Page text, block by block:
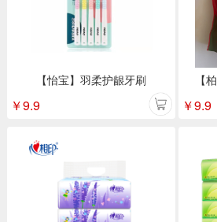
【怡宝】羽柔护龈牙刷
￥9.9 ￥9.9